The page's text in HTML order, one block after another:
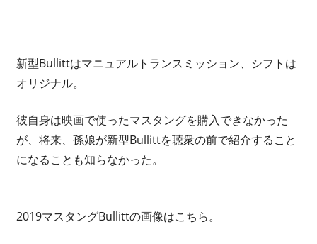
新型Bullittはマニュアルトランスミッション、シフトは
オリジナル。
彼自身は映画で使ったマスタングを購入できなかった
が、将来、孫娘が新型Bullittを聴衆の前で紹介すること
になることも知らなかった。
2019マスタングBullittの画像はこちら。